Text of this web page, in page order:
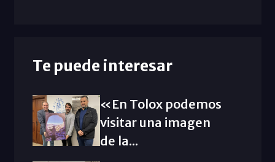
Te puede interesar
«En Tolox podemos
visitar una imagen
de la...